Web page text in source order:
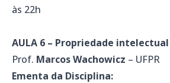
às 22h
AULA 6 – Propriedade
Prof. Marcos Wachowicz – UFPR
Ementa da Disciplina: